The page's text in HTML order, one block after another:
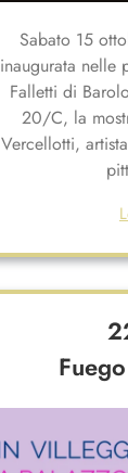
Sabato 15
inaugurata nelle
Falletti di
20/C, la
Vercellotti,